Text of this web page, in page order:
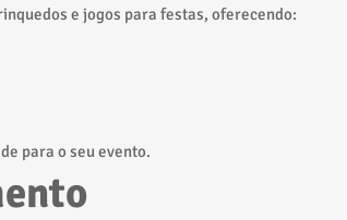
e jogos para festas, oferecendo:
para o seu evento.